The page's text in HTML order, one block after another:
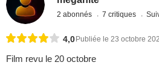
2 abonnés 7 critiques
4,0 Publiée le 23 octobre
Film revu le 20 octobre